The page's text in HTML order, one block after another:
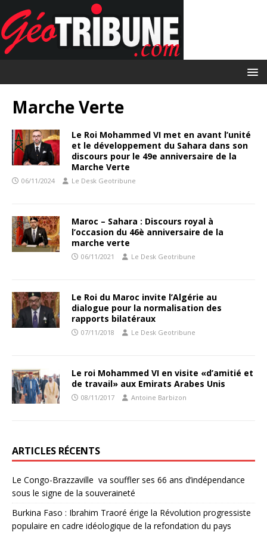
Marche Verte
Le Roi Mohammed VI met en avant l’unité
et le développement du Sahara dans son
discours pour le 49e anniversaire de la
Marche Verte
06/11/2024 Le Desk Geotribune
Maroc – Sahara : Discours royal à
l’occasion du 46è anniversaire de la
marche verte
06/11/2021 Le Desk Geotribune
Le Roi du Maroc invite l’Algérie au
dialogue pour la normalisation des
rapports bilatéraux
07/11/2018 Le Desk Geotribune
Le roi Mohammed VI en visite «d’amitié et
de travail» aux Emirats Arabes Unis
08/11/2017 Antoine Barbizon
ARTICLES RÉCENTS
Le Congo-Brazzaville va souffler ses 66 ans d’indépendance
sous le signe de la souveraineté
Burkina Faso : Ibrahim Traoré érige la Révolution progressiste
populaire en cadre idéologique de la refondation du pays